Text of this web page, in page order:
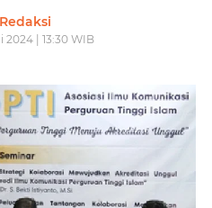
2024 | 13:30 WIB